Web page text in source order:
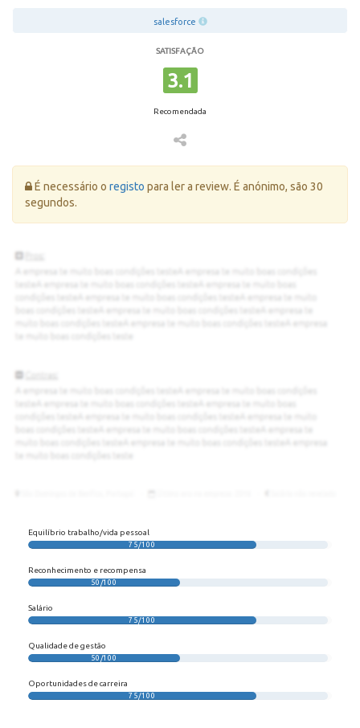
salesforce
SATISFAÇÃO
3.1
Recomendada
Erro:
É necessário o registo para ler a review. É anónimo, são 30
segundos.
Equilíbrio trabalho/vida pessoal
75/100
Reconhecimento e recompensa
50/100
Salário
75/100
Qualidade de gestão
50/100
Oportunidades de carreira
75/100